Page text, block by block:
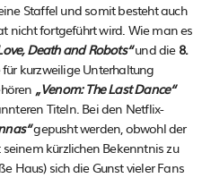
Staffel und somit besteht auch
nicht fortgeführt wird. Wie man es
Death and Robots“und die8.
kurzweilige Unterhaltung
„Venom: The Last Dance“
Titeln. Bei den Netflix-
gepusht werden, obwohl der
kürzlichen Bekenntnis zu
Haus) sich die Gunst vieler Fans